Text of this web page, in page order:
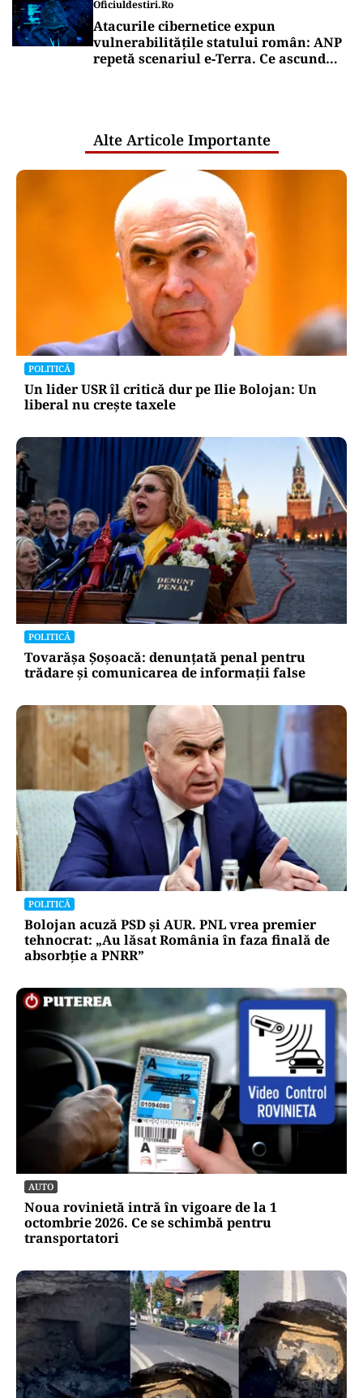
Oficiuldestiri.ro
Atacurile cibernetice expun
vulnerabilitățile statului român: ANP
repetă scenariul e‑Terra. Ce ascund
Alte Articole Importante
POLITICĂ
Un lider USR îl critică dur pe Ilie Bolojan: Un
liberal nu crește taxele
POLITICĂ
Tovarășa Șoșoacă: denunțată penal pentru
trădare și comunicarea de informații false
POLITICĂ
Bolojan acuză PSD și AUR. PNL vrea premier
tehnocrat: „Au lăsat România în faza finală de
absorbţie a PNRR”
AUTO
Noua rovinietă intră în vigoare de la 1
octombrie 2026. Ce se schimbă pentru
transportatori